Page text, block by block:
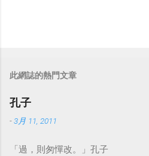
此網誌的熱門文章
孔子
-3月 11, 2011
「過，則匆憚改。」孔子